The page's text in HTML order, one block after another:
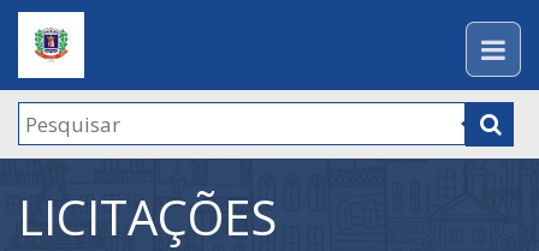
LICITAÇÕES